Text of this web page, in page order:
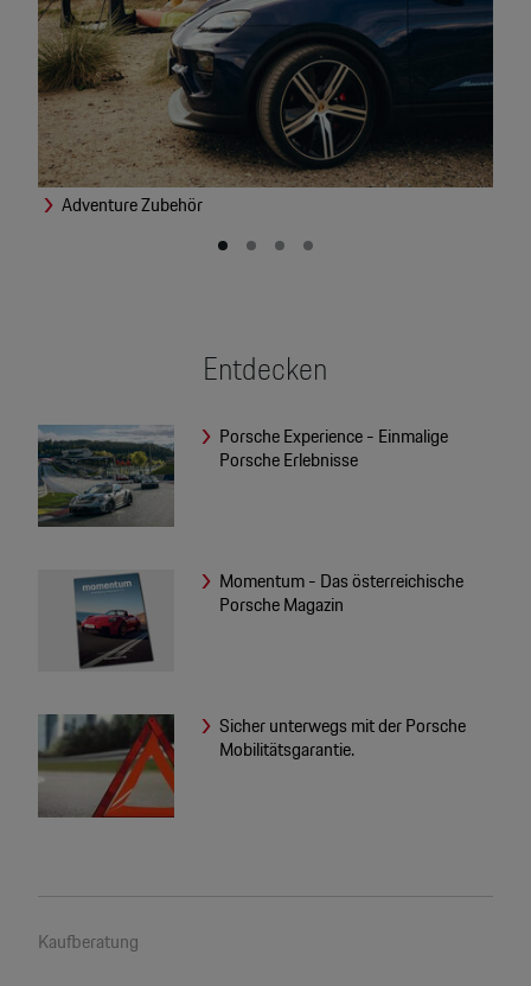
Adventure Zubehör
Entdecken
Porsche Experience - Einmalige
Porsche Erlebnisse
Momentum - Das österreichische
Porsche Magazin
Sicher unterwegs mit der Porsche
Mobilitätsgarantie.
Kaufberatung